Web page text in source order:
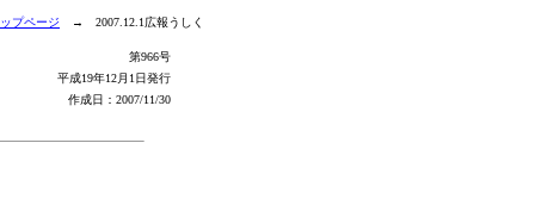
プページ → 2007.12.1広報うしく
第966号
平成19年12月1日発行
作成日： 2007/11/30